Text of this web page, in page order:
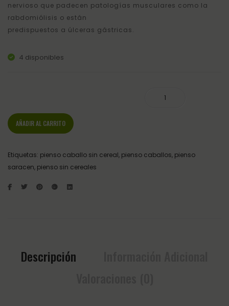
nervioso que padecen patologías musculares como la
rabdomiólisis o están
predispuestos a úlceras gástricas.
4 disponibles
AÑADIR AL CARRITO
Etiquetas: pienso caballo sin cereal, pienso caballos, pienso
saracen, pienso sin cereales
Descripción